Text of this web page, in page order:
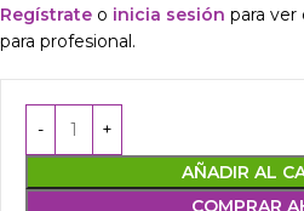
Regístrate o inicia sesión para
para profesional.
AÑADIR AL
COMPRAR